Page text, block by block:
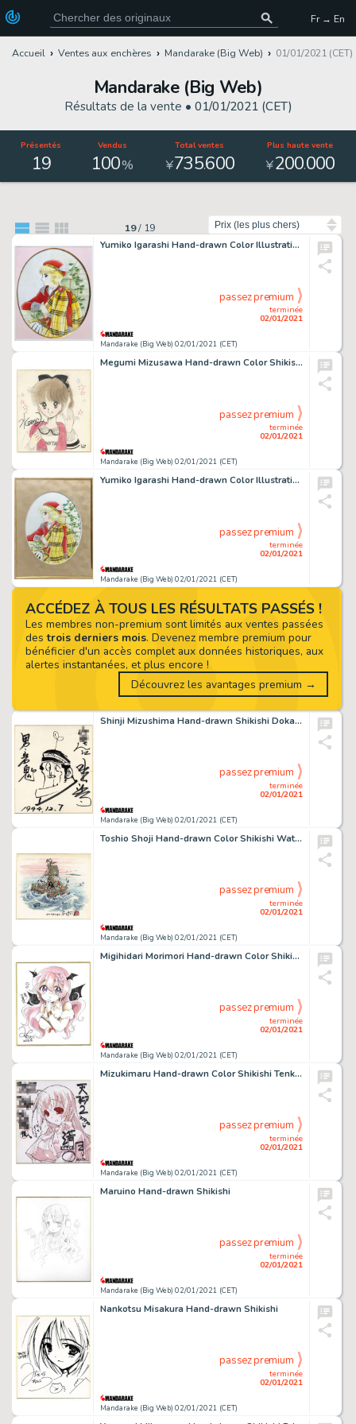
Fr → En
Accueil Ventes aux enchères Mandarake (Big Web) 01/01/2021 (CET)
Mandarake (Big Web)
Résultats de la vente • 01/01/2021 (CET)
Présentés
19
Vendus
100%
Total ventes
¥735.600
Plus haute vente
¥200.000
19/ 19
Yumiko Igarashi Hand-drawn Color Illustration Candy Candy Anthony
Mandarake (Big Web) 02/01/2021 (CET)
terminée
02/01/2021
passez premium
Megumi Mizusawa Hand-drawn Color Shikishi Ponytail Hakusho
Mandarake (Big Web) 02/01/2021 (CET)
terminée
02/01/2021
passez premium
Yumiko Igarashi Hand-drawn Color Illustration Candy Candy Anthony
Mandarake (Big Web) 02/01/2021 (CET)
terminée
02/01/2021
passez premium
Shinji Mizushima Hand-drawn Shikishi Dokaben Iwaoni
Mandarake (Big Web) 02/01/2021 (CET)
terminée
02/01/2021
passez premium
Toshio Shoji Hand-drawn Color Shikishi Watashi No Meruhen
Mandarake (Big Web) 02/01/2021 (CET)
terminée
02/01/2021
passez premium
Migihidari Morimori Hand-drawn Color Shikishi (small Size)
Mandarake (Big Web) 02/01/2021 (CET)
terminée
02/01/2021
passez premium
Mizukimaru Hand-drawn Color Shikishi Tenkuu No Symphonia 2
Mandarake (Big Web) 02/01/2021 (CET)
terminée
02/01/2021
passez premium
Maruino Hand-drawn Shikishi
Mandarake (Big Web) 02/01/2021 (CET)
terminée
02/01/2021
passez premium
Nankotsu Misakura Hand-drawn Shikishi
Mandarake (Big Web) 02/01/2021 (CET)
terminée
02/01/2021
passez premium
ACCÉDEZ À TOUS LES RÉSULTATS PASSÉS !
Les membres non-premium sont limités aux ventes passées
destrois derniers mois. Devenez membre premium pour
bénéficier d'un accès complet aux données historiques, aux
alertes instantanées, et plus encore !
Découvrez les avantages premium →